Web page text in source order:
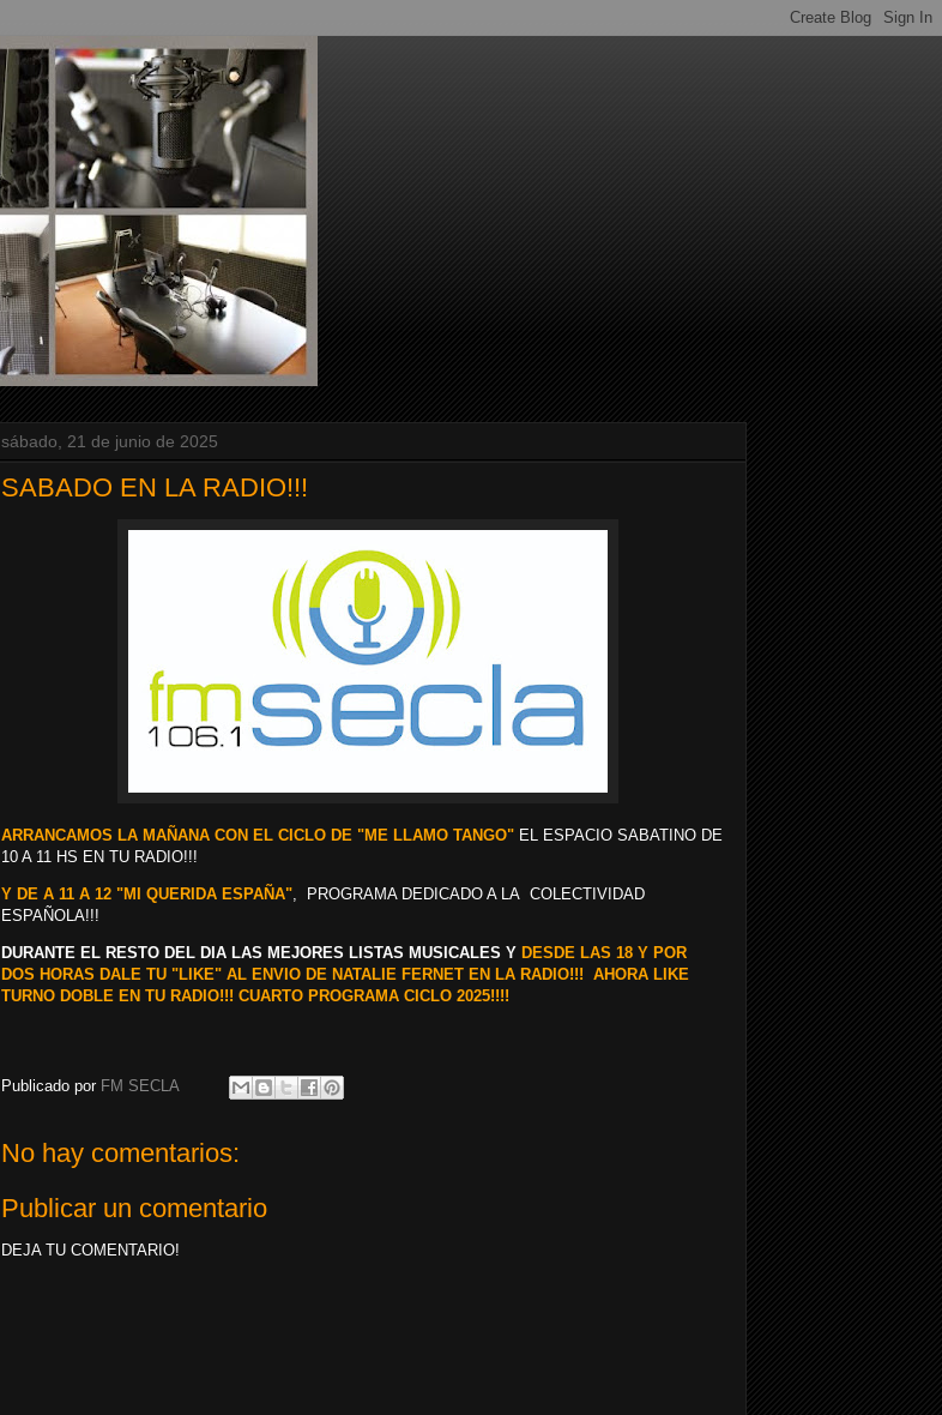
sábado, 21 de junio de 2025
SABADO EN LA RADIO!!!
ARRANCAMOS LA MAÑANA CON EL CICLO DE "ME LLAMO TANGO" EL ESPACIO SABATINO DE
10 A 11 HS EN TU RADIO!!!
Y DE A 11 A 12 "MI QUERIDA ESPAÑA", PROGRAMA DEDICADO A LA COLECTIVIDAD
ESPAÑOLA!!!
DURANTE EL RESTO DEL DIA LAS MEJORES LISTAS MUSICALES Y DESDE LAS 18 Y POR
DOS HORAS DALE TU "LIKE" AL ENVIO DE NATALIE FERNET EN LA RADIO!!! AHORA LIKE
TURNO DOBLE EN TU RADIO!!! CUARTO PROGRAMA CICLO 2025!!!!
Publicado por FM SECLA
No hay comentarios:
Publicar un comentario
DEJA TU COMENTARIO!